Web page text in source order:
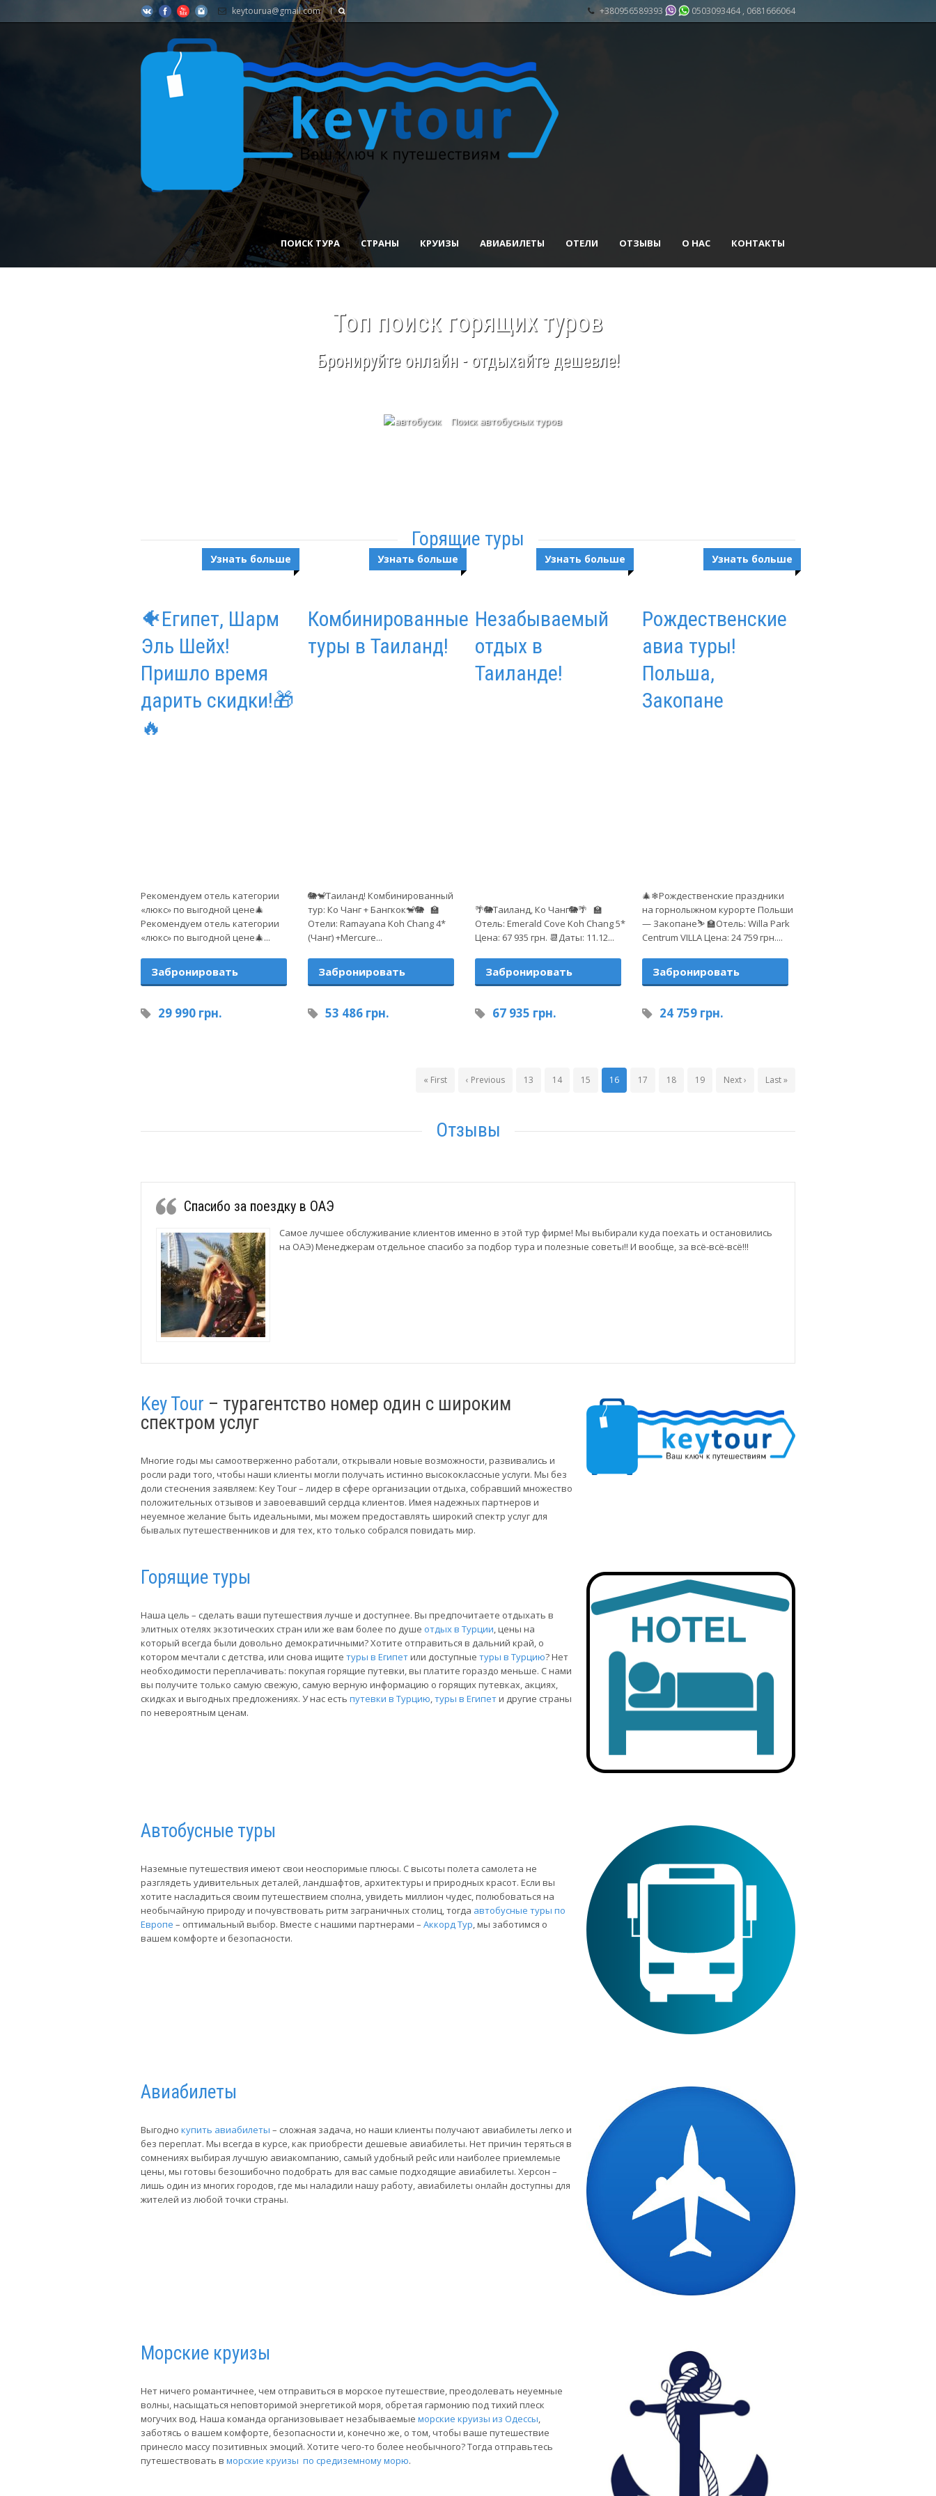
keytourua@gmail.com +380956589393 0503093464 , 0681666064
ПОИСК ТУРА СТРАНЫ КРУИЗЫ АВИАБИЛЕТЫ ОТЕЛИ ОТЗЫВЫ О НАС КОНТАКТЫ
Топ поиск горящих туров
Бронируйте онлайн - отдыхайте дешевле!
Поиск автобусных туров
Горящие туры
Узнать больше
🐠Египет, Шарм
Эль Шейх!
Пришло время
дарить скидки!🎁
🔥
Рекомендуем отель категории
«люкс» по выгодной цене🎄
Рекомендуем отель категории
«люкс» по выгодной цене🎄...
Забронировать
29 990 грн.
Узнать больше
Комбинированные
туры в Таиланд!
🐘🐒Таиланд! Комбинированный
тур: Ко Чанг + Бангкок🐒🐘 🏫
Отели: Ramayana Koh Chang 4*
(Чанг) +Mercure...
Забронировать
53 486 грн.
Узнать больше
Незабываемый
отдых в
Таиланде!
🌴🐘Таиланд, Ко Чанг🐘🌴 🏫
Отель: Emerald Cove Koh Chang 5*
Цена: 67 935 грн. 📆Даты: 11.12...
Забронировать
67 935 грн.
Узнать больше
Рождественские
авиа туры!
Польша,
Закопане
🎄❄Рождественские праздники
на горнолыжном курорте Польши
— Закопане⛷ 🏫Отель: Willa Park
Centrum VILLA Цена: 24 759 грн....
Забронировать
24 759 грн.
« First ‹ Previous 13 14 15 16 17 18 19 Next › Last »
Отзывы
Спасибо за поездку в ОАЭ
Самое лучшее обслуживание клиентов именно в этой тур фирме! Мы выбирали куда поехать и остановились
на ОАЭ) Менеджерам отдельное спасибо за подбор тура и полезные советы!! И вообще, за всё-всё-всё!!!
Key Tour – турагентство номер один с широким
спектром услуг
Многие годы мы самоотверженно работали, открывали новые возможности, развивались и
росли ради того, чтобы наши клиенты могли получать истинно высококлассные услуги. Мы без
доли стеснения заявляем: Key Tour – лидер в сфере организации отдыха, собравший множество
положительных отзывов и завоевавший сердца клиентов. Имея надежных партнеров и
неуемное желание быть идеальными, мы можем предоставлять широкий спектр услуг для
бывалых путешественников и для тех, кто только собрался повидать мир.
Горящие туры
Наша цель – сделать ваши путешествия лучше и доступнее. Вы предпочитаете отдыхать в
элитных отелях экзотических стран или же вам более по душе отдых в Турции , цены на
который всегда были довольно демократичными? Хотите отправиться в дальний край, о
котором мечтали с детства, или снова ищите туры в Египетили доступные туры в Турцию? Нет
необходимости переплачивать: покупая горящие путевки, вы платите гораздо меньше. С нами
вы получите только самую свежую, самую верную информацию о горящих путевках, акциях,
скидках и выгодных предложениях. У нас есть путевки в Турцию туры в Египети другие страны
по невероятным ценам.
Автобусные туры
Наземные путешествия имеют свои неоспоримые плюсы. С высоты полета самолета не
разглядеть удивительных деталей, ландшафтов, архитектуры и природных красот. Если вы
хотите насладиться своим путешествием сполна, увидеть миллион чудес, полюбоваться на
необычайную природу и почувствовать ритм заграничных столиц, тогда автобусные туры по
Европе – оптимальный выбор. Вместе с нашими партнерами – Аккорд Тур, мы заботимся о
вашем комфорте и безопасности.
Авиабилеты
Выгодно купить авиабилеты – сложная задача, но наши клиенты получают авиабилеты легко и
без переплат. Мы всегда в курсе, как приобрести дешевые авиабилеты. Нет причин теряться в
сомнениях выбирая лучшую авиакомпанию, самый удобный рейс или наиболее приемлемые
цены, мы готовы безошибочно подобрать для вас самые подходящие авиабилеты. Херсон –
лишь один из многих городов, где мы наладили нашу работу, авиабилеты онлайн доступны для
жителей из любой точки страны.
Морские круизы
Нет ничего романтичнее, чем отправиться в морское путешествие, преодолевать неуемные
волны, насыщаться неповторимой энергетикой моря, обретая гармонию под тихий плеск
могучих вод. Наша команда организовывает незабываемые морские круизы из Одессы,
заботясь о вашем комфорте, безопасности и, конечно же, о том, чтобы ваше путешествие
принесло массу позитивных эмоций. Хотите чего-то более необычного? Тогда отправьтесь
путешествовать в морские круизы по средиземному морю.